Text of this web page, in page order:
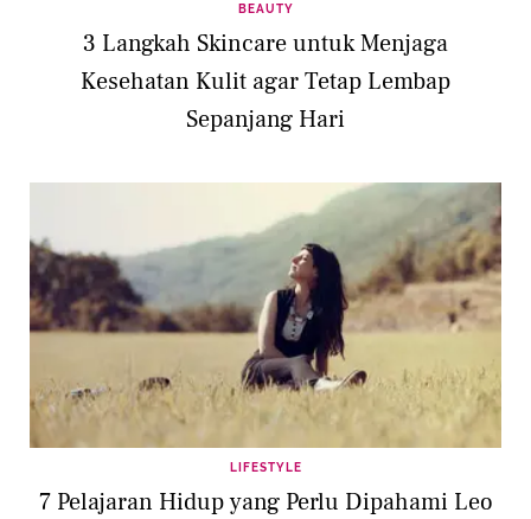
BEAUTY
3 Langkah Skincare untuk Menjaga
Kesehatan Kulit agar Tetap Lembap
Sepanjang Hari
LIFESTYLE
7 Pelajaran Hidup yang Perlu Dipahami Leo